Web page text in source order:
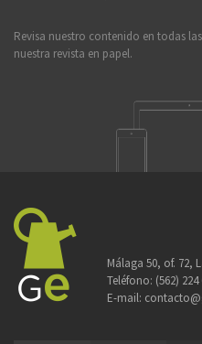
Revisa nuestro contenido en todas
nuestra revista en papel.
Málaga 50, of. 72,
Teléfono: (562) 224
E-mail: